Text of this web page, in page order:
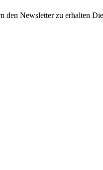
Newsletter zu erhalten